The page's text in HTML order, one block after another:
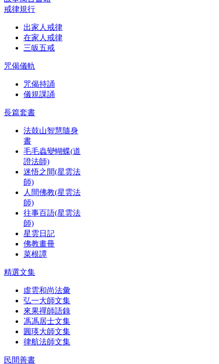
戒律規行
出家人戒律
在家人戒律
三皈五戒
咒偈儀軌
咒偈持誦
儀規課誦
長篇套書
法鼓山智慧隨身
書
毛毛蟲變蝴蝶(道
證法師)
迷悟之間(星雲法
師)
人間佛教(星雲法
師)
往事百語(星雲法
師)
星雲日記
佛教畫冊
菜根譚
精選文集
虛雲和尚法彙
弘一大師文集
來果禪師語錄
馮馮居士文集
圓瑛大師文集
律航法師文集
民間善書